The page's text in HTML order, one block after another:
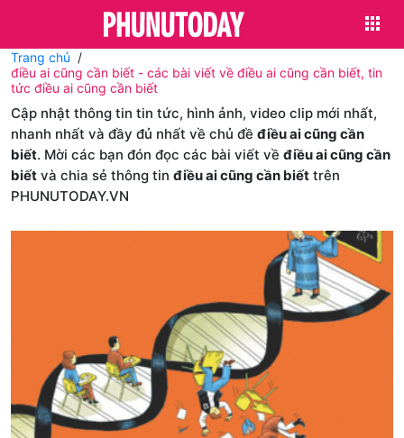
Trang chủ
điều ai cũng cần biết - các bài viết về điều ai cũng cần biết, tin
tức điều ai cũng cần biết
Cập nhật thông tin tin tức, hình ảnh, video clip mới nhất,
nhanh nhất và đầy đủ nhất về chủ đề điều ai cũng cần
biết. Mời các bạn đón đọc các bài viết về điều ai cũng cần
biết và chia sẻ thông tin điều ai cũng cần biết trên
PHUNUTODAY.VN